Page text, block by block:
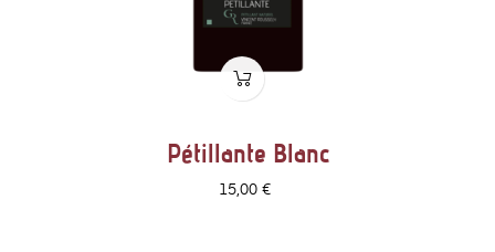
Pétillante Blanc
Prix
15,00 €